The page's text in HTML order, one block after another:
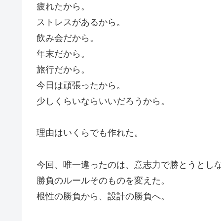
疲れたから。
ストレスがあるから。
飲み会だから。
年末だから。
旅行だから。
今日は頑張ったから。
少しくらいならいいだろうから。
理由はいくらでも作れた。
今回、唯一違ったのは、意志力で勝とうとし
勝負のルールそのものを変えた。
根性の勝負から、設計の勝負へ。